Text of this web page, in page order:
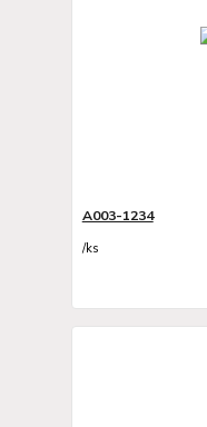
A003-1234
/ks